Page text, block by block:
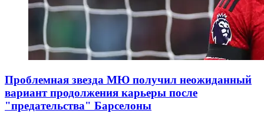
Проблемная звезда МЮ получил неожиданный
вариант продолжения карьеры после
"предательства" Барселоны